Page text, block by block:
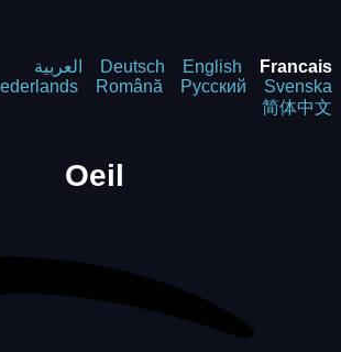
العربية Deutsch English
Francais
Română Русский
Svenska
简体中文
Oeil